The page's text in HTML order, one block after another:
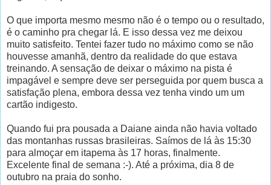
O que importa mesmo mesmo não é o tempo ou o resultado,
é o caminho pra chegar lá. E isso dessa vez me deixou
muito satisfeito. Tentei fazer tudo no máximo como se não
houvesse amanhã, dentro da realidade do que estava
treinando. A sensação de deixar o máximo na pista é
impagável e sempre deve ser perseguida por quem busca a
satisfação plena, embora dessa vez tenha vindo um um
cartão indigesto.
Quando fui pra pousada a Daiane ainda não havia voltado
das montanhas russas brasileiras. Saímos de lá às 15:30
para almoçar em itapema às 17 horas, finalmente.
Excelente final de semana :-). Até a próxima, dia 8 de
outubro na praia do sonho.